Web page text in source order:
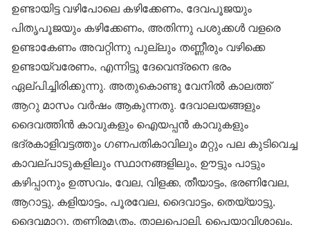
ഉണ്ടായിട്ട വഴിപോലെ കഴിക്കേണം, ദേവപൂജയും
പിതൃപൂജയും കഴിക്കേണം, അതിന്നു പശുക്കൾ വളരെ
ഉണ്ടാകേണം അവറ്റിന്നു പുല്ലും തണ്ണീരും വഴിക്കെ
ഉണ്ടായ്‌വരേണം, എന്നിട്ടു ദേവെന്ദ്രനെ ഭരം
ഏല്പിച്ചിരിക്കുന്നു. അതുകൊണ്ടു വേനിൽ കാലത്ത്
ആറു മാസം വർഷം ആകുന്നതു. ദേവാലയങ്ങളും
ദൈവത്തിൻ കാവുകളും ഐയപ്പൻ കാവുകളും
ഭദ്രകാളിവട്ടത്തും ഗണപതികാവിലും മറ്റും പല കുടിവെച്ച
കാവല്പാടുകളിലും സ്ഥാനങ്ങളിലും, ഊട്ടും പാട്ടും
കഴിപ്പാനും ഉത്സവം, വേല, വിളക്ക, തീയാട്ടം, ഭരണിവേല,
ആറാട്ടു, കളിയാട്ടം, പൂരവേല, ദൈവാട്ടം, തെയ്യാട്ടു,
ദൈവമാറ്റു, തണ്ണിരമൃതം, താലപ്പൊലി, പൈയാവിശാഖം,